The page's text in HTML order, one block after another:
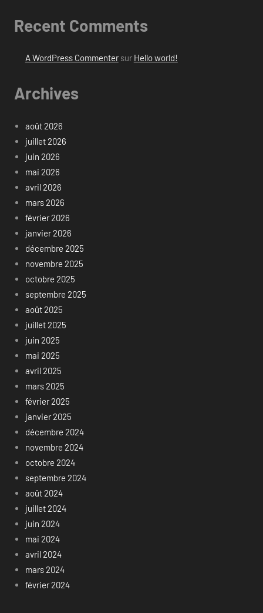
Recent Comments
A WordPress Commentersur Hello world!
Archives
août 2026
juillet 2026
juin 2026
mai 2026
avril 2026
mars 2026
février 2026
janvier 2026
décembre 2025
novembre 2025
octobre 2025
septembre 2025
août 2025
juillet 2025
juin 2025
mai 2025
avril 2025
mars 2025
février 2025
janvier 2025
décembre 2024
novembre 2024
octobre 2024
septembre 2024
août 2024
juillet 2024
juin 2024
mai 2024
avril 2024
mars 2024
février 2024